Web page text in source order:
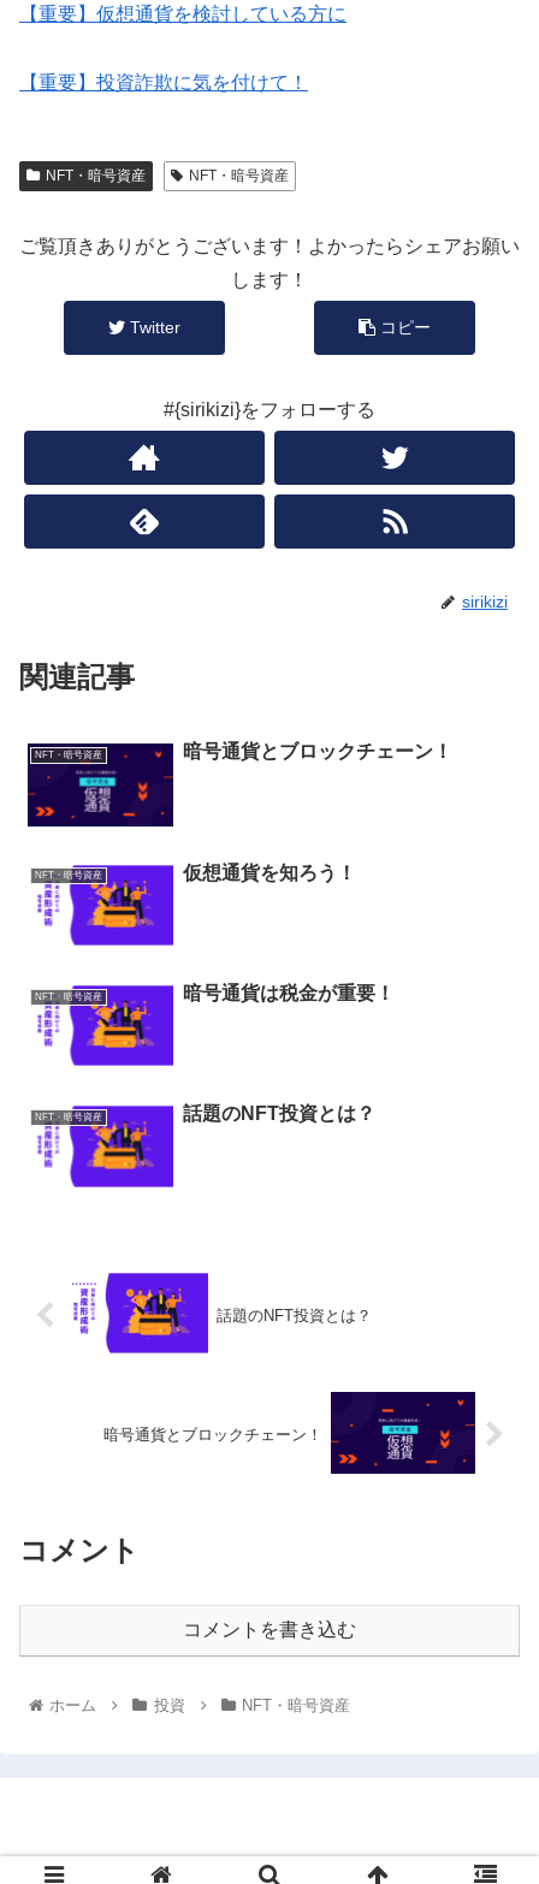
【重要】仮想通貨を検討している方に
【重要】投資詐欺に気を付けて！
NFT・暗号資産 NFT・暗号資産
ご覧頂きありがとうございます！よかったらシェアお願い
します！
Twitter コピー
#{sirikizi}をフォローする
sirikizi
関連記事
NFT・暗号資産 暗号通貨とブロックチェーン！
NFT・暗号資産 仮想通貨を知ろう！
NFT・暗号資産 暗号通貨は税金が重要！
NFT・暗号資産 話題のNFT投資とは？
話題のNFT投資とは？
暗号通貨とブロックチェーン！
コメント
コメントを書き込む
ホーム 投資 NFT・暗号資産